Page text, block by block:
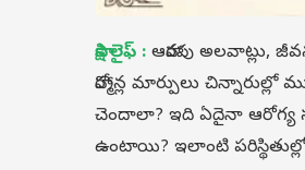
సాక్షి లైఫ్ : ఆహారపు అలవాట్లు,
హార్మోన్ల మార్పులు
చెందాలా? ఇది ఏదైనా ఆరోగ్య
ఉంటాయి? ఇలాంటి